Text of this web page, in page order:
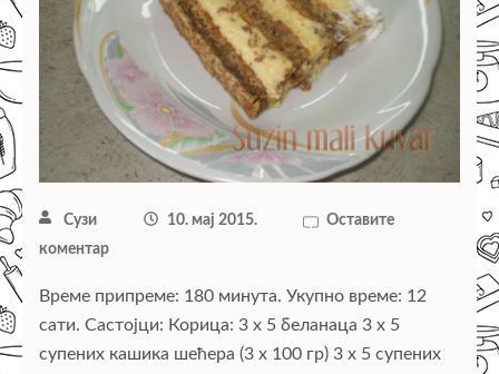
Сузи 10. мај 2015.
Оставите
коментар
Време припреме: 180 минута. Укупно време: 12
сати. Састојци: Корица: 3 x 5 беланаца 3 x 5
супених кашика шећера (3 x 100 гр) 3 x 5 супених